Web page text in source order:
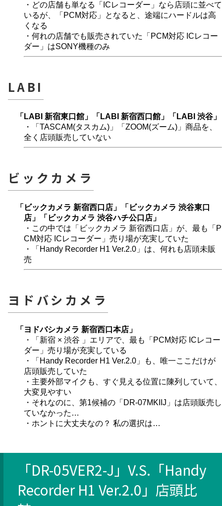
・どの店舗も単なる「ICレコーダー」なら店頭に並べて
いるが、「PCM対応」となると、途端にハードルは高
くなる
・何れの店舗でも販売されていた「PCM対応 ICレコー
ダー」はSONY機種のみ
LABI
「LABI 新宿東口館」「LABI 新宿西口館」「LABI 渋谷」
・「TASCAM(タスカム)」「ZOOM(ズーム)」商品を、
全く店頭販売していない
ビックカメラ
「ビックカメラ 新宿西口店」「ビックカメラ 渋谷東口
店」「ビックカメラ 渋谷ハチ公口店」
・この中では「ビックカメラ 新宿西口店」が、最も「P
CM対応 ICレコーダー」売り場が充実していた
・「Handy Recorder H1 Ver.2.0」は、何れも店頭未販
売
ヨドバシカメラ
「ヨドバシカメラ 新宿西口本店」
・「新宿 × 渋谷 」エリアで、最も「PCM対応 ICレコー
ダー」売り場が充実している
・「Handy Recorder H1 Ver.2.0」も、唯一ここだけが
店頭販売していた
・主要外部マイクも、すぐ見える位置に陳列していて、
大変見やすい
・それなのに、第1候補の「DR-07MKIIJ」は店頭販売し
ていなかった…
・ホントに大丈夫なの？ 私の選択は…
「DR-05VER2-J」V.S.「Handy
Recorder H1 Ver.2.0」店頭比